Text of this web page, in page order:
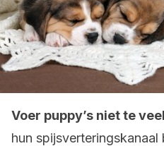
Voer puppy’s niet te
hun spijsverteringskanaal